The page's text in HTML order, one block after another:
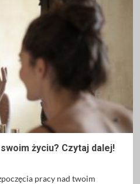
życiu? Czytaj dalej!
pracy nad twoim